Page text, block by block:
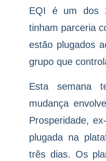
EQI é um dos
tinham parceria
estão plugados
grupo que
Esta semana
mudança
Prosperidade,
plugada na
três dias. Os